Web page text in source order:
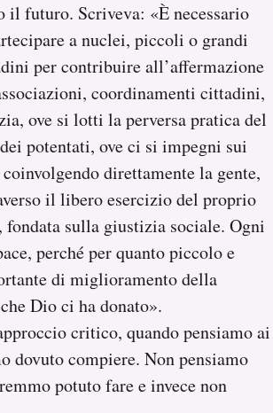
il futuro. Scriveva: «È necessario
a nuclei, piccoli o grandi
per contribuire all’affermazione
coordinamenti cittadini,
ove si lotti la perversa pratica del
potentati, ove ci si impegni sui
direttamente la gente,
il libero esercizio del proprio
sulla giustizia sociale. Ogni
perché per quanto piccolo e
di miglioramento della
Dio ci ha donato».
critico, quando pensiamo ai
dovuto compiere. Non pensiamo
potuto fare e invece non